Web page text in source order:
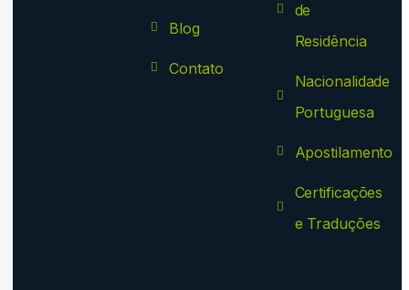
Blog
Contato
de
Residência
Nacionalidade
Portuguesa
Apostilamento
Certificações
e Traduções